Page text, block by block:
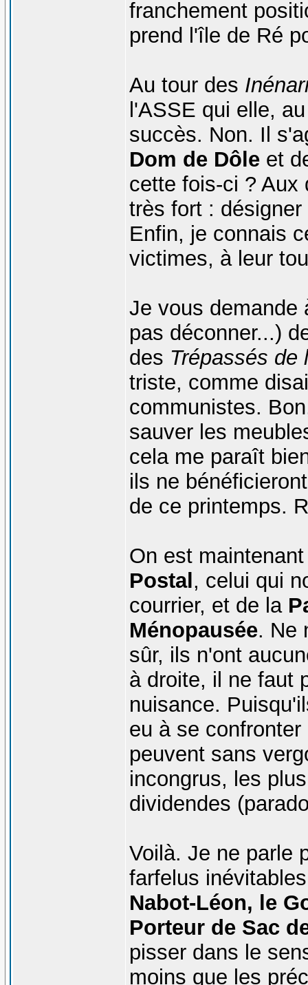
franchement
prend l'île de Ré
Au tour des
l'ASSE qui elle,
succès. Non. Il
Dom de Dôleet
cette fois-ci ? Aux
très fort :
Enfin, je connais
victimes, à leur
Je vous
pas déconner...)
des Trépassés de
triste, comme
communistes.
sauver les
cela me paraît
ils ne
de ce printemps.
On est
Postal , celui qui
courrier, et de la
Ménopausée. Ne
sûr, ils n'ont
à droite, il ne faut
nuisance.
eu à se
peuvent sans
incongrus, les
dividendes
Voilà. Je ne parle
farfelus
Nabot-Léon, le
Porteur de Sac
pisser dans le
moins que les